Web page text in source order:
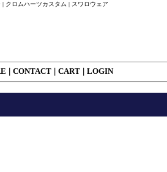
クロムハーツカスタム | スワロウェア
CONTACT CART LOGIN